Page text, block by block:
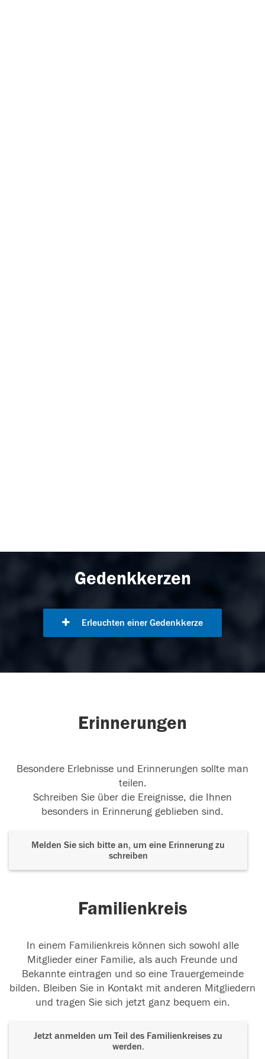
Gedenkkerzen
Erleuchten einer Gedenkkerze
Erinnerungen
Besondere Erlebnisse und Erinnerungen sollte man
teilen.
Schreiben Sie über die Ereignisse, die Ihnen
besonders in Erinnerung geblieben sind.
Melden Sie sich bitte an, um eine Erinnerung zu
schreiben
Familienkreis
In einem Familienkreis können sich sowohl alle
Mitglieder einer Familie, als auch Freunde und
Bekannte eintragen und so eine Trauergemeinde
bilden. Bleiben Sie in Kontakt mit anderen Mitgliedern
und tragen Sie sich jetzt ganz bequem ein.
Jetzt anmelden um Teil des Familienkreises zu
werden.